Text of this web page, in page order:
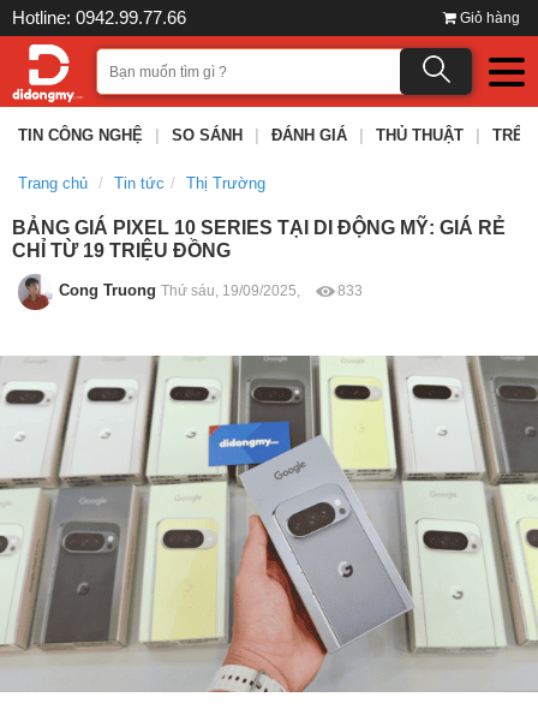
Hotline: 0942.99.77.66 Giỏ hàng
TIN CÔNG NGHỆ SO SÁNH ĐÁNH GIÁ THỦ THUẬT TRÊN
Trang chủ Tin tức Thị Trường
BẢNG GIÁ PIXEL 10 SERIES TẠI DI ĐỘNG MỸ: GIÁ RẺ
CHỈ TỪ 19 TRIỆU ĐỒNG
Cong Truong Thứ sáu, 19/09/2025, 833